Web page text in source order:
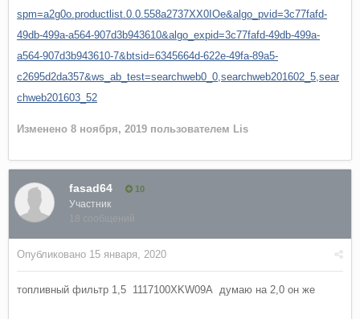
spm=a2g0o.productlist.0.0.558a2737XX0IOe&algo_pvid=3c77fafd-
49db-499a-a564-907d3b943610&algo_expid=3c77fafd-49db-499a-
a564-907d3b943610-7&btsid=6345664d-622e-49fa-89a5-
c2695d2da357&ws_ab_test=searchweb0_0,searchweb201602_5,sear
chweb201603_52
Изменено 8 ноября, 2019 пользователем Lis
fasad64 10
Участник
18 сообщений
Опубликовано 15 января, 2020
топливный фильтр 1,5 1117100XKW09A думаю на 2,0 он же